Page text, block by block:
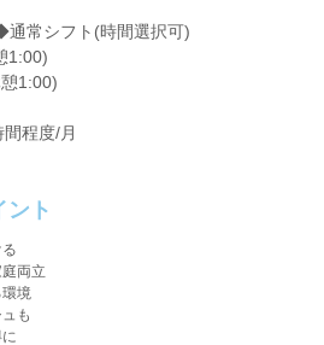
通常シフト(時間選択可)
1:00)
1:00)
程度/月
ント
両立
境
も